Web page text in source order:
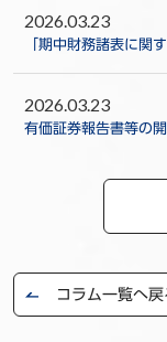
2026.03.23
「期中財務諸表に関
2026.03.23
有価証券報告書等の
コラム一覧へ戻